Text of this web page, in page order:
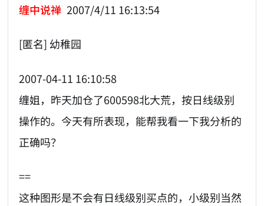
缠中说禅 2007/4/11 16:13:54
[匿名] 幼稚园
2007-04-11 16:10:58
缠姐，昨天加仓了600598北大荒，按日线级别
操作的。今天有所表现，能帮我看一下我分析的
正确吗？
==
这种图形是不会有日线级别买点的，小级别当然